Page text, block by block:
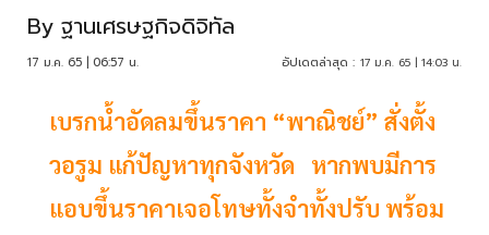
By ฐานเศรษฐกิจดิจิทัล
17 ม.ค. 65 | 06:57 น. อัปเดตล่าสุด : 17 ม.ค. 65 | 14:03 น.
เบรกน้ำอัดลมขึ้นราคา “พาณิชย์” สั่งตั้ง
วอรูม แก้ปัญหาทุกจังหวัด หากพบมีการ
แอบขึ้นราคาเจอโทษทั้งจำทั้งปรับ พร้อม